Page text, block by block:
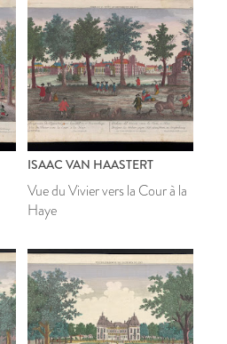
ISAAC VAN HAASTERT
Vue du Vivier vers la Cour à la
Haye